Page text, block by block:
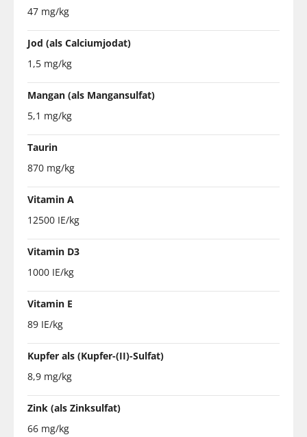
47 mg/kg
Jod (als Calciumjodat)
1,5 mg/kg
Mangan (als Mangansulfat)
5,1 mg/kg
Taurin
870 mg/kg
Vitamin A
12500 IE/kg
Vitamin D3
1000 IE/kg
Vitamin E
89 IE/kg
Kupfer als (Kupfer-(II)-Sulfat)
8,9 mg/kg
Zink (als Zinksulfat)
66 mg/kg